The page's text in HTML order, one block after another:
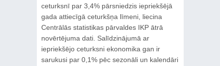
ceturksnī par 3,4% pārsniedzis iepriekšējā
gada attiecīgā ceturkšņa līmeni, liecina
Centrālās statistikas pārvaldes IKP ātrā
novērtējuma dati. Salīdzinājumā ar
iepriekšējo ceturksni ekonomika gan ir
sarukusi par 0,1% pēc sezonāli un kalendāri